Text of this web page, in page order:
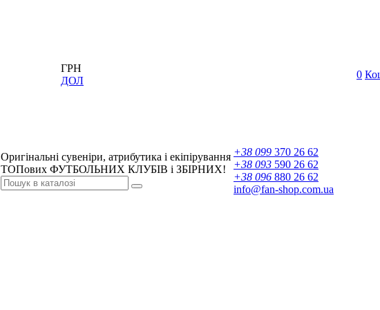
ГРН
ДОЛ
0
Оригінальні сувеніри, атрибутика і екіпірування
ТОПових ФУТБОЛЬНИХ КЛУБІВ і ЗБІРНИХ!
+38 099 370 26 62
+38 093 590 26 62
+38 096 880 26 62
info@fan-shop.com.ua